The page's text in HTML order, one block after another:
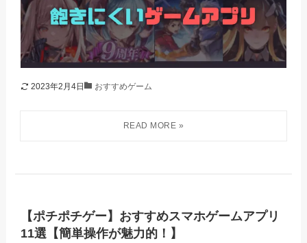
2023年2月4日 おすすめゲーム
【ポチポチゲー】おすすめスマホゲームアプリ
11選【簡単操作が魅力的！】